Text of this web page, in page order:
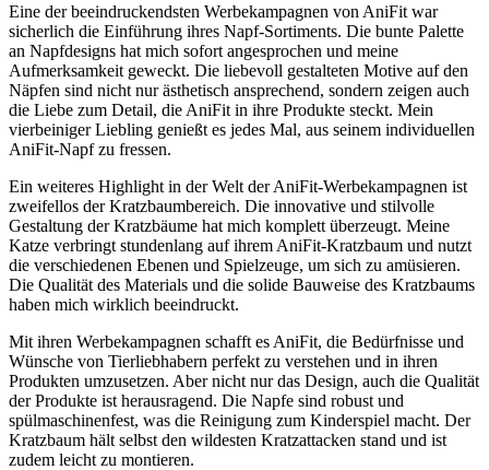
Eine der beeindruckendsten Werbekampagnen von ⁤AniFit war
⁤sicherlich die Einführung ihres Napf-Sortiments. Die bunte⁤ Palette‍
an⁤ Napfdesigns hat mich sofort ‌angesprochen und ​meine
Aufmerksamkeit geweckt. Die liebevoll gestalteten Motive auf den
Näpfen sind ‌nicht ​nur ästhetisch ‍ansprechend, sondern zeigen‌ auch
⁢die Liebe zum Detail, die ‍AniFit ‍in⁤ ihre ⁢Produkte steckt.⁤ Mein
vierbeiniger Liebling genießt es jedes‌ Mal, aus⁤ seinem individuellen
⁤AniFit-Napf zu​ fressen. ⁣
Ein weiteres Highlight in der Welt der AniFit-Werbekampagnen ​ist
zweifellos der Kratzbaumbereich. Die innovative und stilvolle
Gestaltung der Kratzbäume ​hat mich komplett ⁣überzeugt. Meine
Katze verbringt ⁤stundenlang ⁣auf ihrem AniFit-Kratzbaum⁢ und ‌nutzt
die verschiedenen Ebenen ​und Spielzeuge, um‍ sich zu⁢ amüsieren. ​
Die Qualität des⁤ Materials und die solide Bauweise des Kratzbaums
haben mich wirklich beeindruckt.
Mit ihren Werbekampagnen schafft es⁣ AniFit, die Bedürfnisse und
Wünsche von ⁤Tierliebhabern perfekt zu verstehen und in ⁤ihren
Produkten‍ umzusetzen. ‌Aber ​nicht nur das ⁤Design, auch die Qualität‍
der Produkte⁤ ist herausragend. Die Napfe sind robust​ und
⁣spülmaschinenfest, was die Reinigung zum ‍Kinderspiel⁤ macht. Der
Kratzbaum ​hält selbst den wildesten Kratzattacken stand und ist
zudem leicht ⁤zu montieren.